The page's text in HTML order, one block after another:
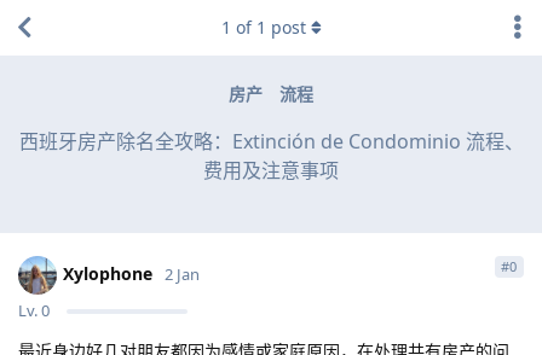
房产 流程
西班牙房产除名全攻略：Extinción de Condominio 流程、
费用及注意事项
1 of 1 post
Xylophone
Lv.0
2 Jan #0